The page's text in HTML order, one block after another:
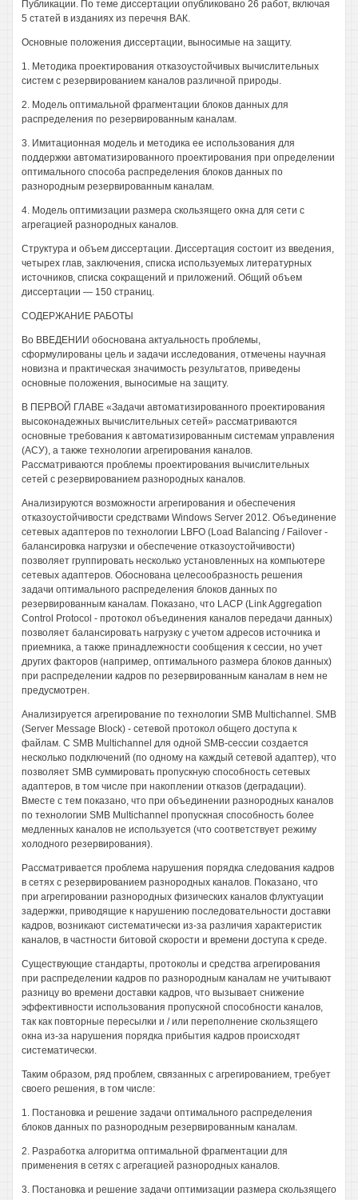
Публикации. По теме диссертации опубликовано 26 работ, включая
5 статей в изданиях из перечня ВАК.
Основные положения диссертации, выносимые на защиту.
1. Методика проектирования отказоустойчивых вычислительных
систем с резервированием каналов различной природы.
2. Модель оптимальной фрагментации блоков данных для
распределения по резервированным каналам.
3. Имитационная модель и методика ее использования для
поддержки автоматизированного проектирования при определении
оптимального способа распределения блоков данных по
разнородным резервированным каналам.
4. Модель оптимизации размера скользящего окна для сети с
агрегацией разнородных каналов.
Структура и объем диссертации. Диссертация состоит из введения,
четырех глав, заключения, списка используемых литературных
источников, списка сокращений и приложений. Общий объем
диссертации — 150 страниц.
СОДЕРЖАНИЕ РАБОТЫ
Во ВВЕДЕНИИ обоснована актуальность проблемы,
сформулированы цель и задачи исследования, отмечены научная
новизна и практическая значимость результатов, приведены
основные положения, выносимые на защиту.
В ПЕРВОЙ ГЛАВЕ «Задачи автоматизированного проектирования
высоконадежных вычислительных сетей» рассматриваются
основные требования к автоматизированным системам управления
(АСУ), а также технологии агрегирования каналов.
Рассматриваются проблемы проектирования вычислительных
сетей с резервированием разнородных каналов.
Анализируются возможности агрегирования и обеспечения
отказоустойчивости средствами Windows Server 2012. Объединение
сетевых адаптеров по технологии LBFO (Load Balancing / Failover -
балансировка нагрузки и обеспечение отказоустойчивости)
позволяет группировать несколько установленных на компьютере
сетевых адаптеров. Обоснована целесообразность решения
задачи оптимального распределения блоков данных по
резервированным каналам. Показано, что LACP (Link Aggregation
Control Protocol - протокол объединения каналов передачи данных)
позволяет балансировать нагрузку с учетом адресов источника и
приемника, а также принадлежности сообщения к сессии, но учет
других факторов (например, оптимального размера блоков данных)
при распределении кадров по резервированным каналам в нем не
предусмотрен.
Анализируется агрегирование по технологии SMB Multichannel. SMB
(Server Message Block) - сетевой протокол общего доступа к
файлам. С SMB Multichannel для одной SMB-сессии создается
несколько подключений (по одному на каждый сетевой адаптер), что
позволяет SMB суммировать пропускную способность сетевых
адаптеров, в том числе при накоплении отказов (деградации).
Вместе с тем показано, что при объединении разнородных каналов
по технологии SMB Multichannel пропускная способность более
медленных каналов не используется (что соответствует режиму
холодного резервирования).
Рассматривается проблема нарушения порядка следования кадров
в сетях с резервированием разнородных каналов. Показано, что
при агрегировании разнородных физических каналов флуктуации
задержки, приводящие к нарушению последовательности доставки
кадров, возникают систематически из-за различия характеристик
каналов, в частности битовой скорости и времени доступа к среде.
Существующие стандарты, протоколы и средства агрегирования
при распределении кадров по разнородным каналам не учитывают
разницу во времени доставки кадров, что вызывает снижение
эффективности использования пропускной способности каналов,
так как повторные пересылки и / или переполнение скользящего
окна из-за нарушения порядка прибытия кадров происходят
систематически.
Таким образом, ряд проблем, связанных с агрегированием, требует
своего решения, в том числе:
1. Постановка и решение задачи оптимального распределения
блоков данных по разнородным резервированным каналам.
2. Разработка алгоритма оптимальной фрагментации для
применения в сетях с агрегацией разнородных каналов.
3. Постановка и решение задачи оптимизации размера скользящего